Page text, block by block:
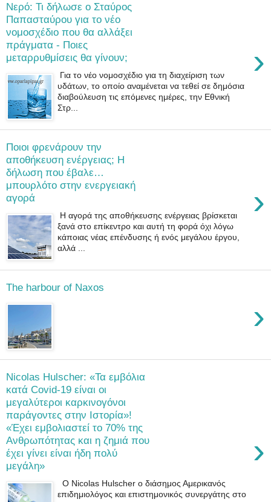
Νερό: Τι δήλωσε ο Σταύρος
Παπασταύρου για το νέο
νομοσχέδιο που θα αλλάξει
πράγματα - Ποιες
μεταρρυθμίσεις θα γίνουν;
›
Για το νέο νομοσχέδιο για τη διαχείριση των
υδάτων, το οποίο αναμένεται να τεθεί σε δημόσια
διαβούλευση τις επόμενες ημέρες, την Εθνική
Στρ...
Ποιοι φρενάρουν την
αποθήκευση ενέργειας; Η
δήλωση που έβαλε…
μπουρλότο στην ενεργειακή
αγορά
›
Η αγορά της αποθήκευσης ενέργειας βρίσκεται
ξανά στο επίκεντρο και αυτή τη φορά όχι λόγω
κάποιας νέας επένδυσης ή ενός μεγάλου έργου,
αλλά ...
The harbour of Naxos
›
Nicolas Hulscher: «Τα εμβόλια
κατά Covid-19 είναι οι
μεγαλύτεροι καρκινογόνοι
παράγοντες στην Ιστορία»!
«Έχει εμβολιαστεί το 70% της
Ανθρωπότητας και η ζημιά που
έχει γίνει είναι ήδη πολύ
μεγάλη»
›
Ο Nicolas Hulscher ο διάσημος Αμερικανός
επιδημιολόγος και επιστημονικός συνεργάτης στο